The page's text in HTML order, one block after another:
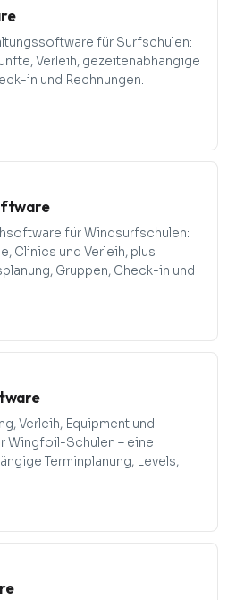
für Surfschulen:
Verleih, gezeitenabhängige
in und Rechnungen.
für Windsurfschulen:
Clinics und Verleih, plus
Gruppen, Check-in und
Verleih, Equipment und
Wingfoil-Schulen – eine
Terminplanung, Levels,